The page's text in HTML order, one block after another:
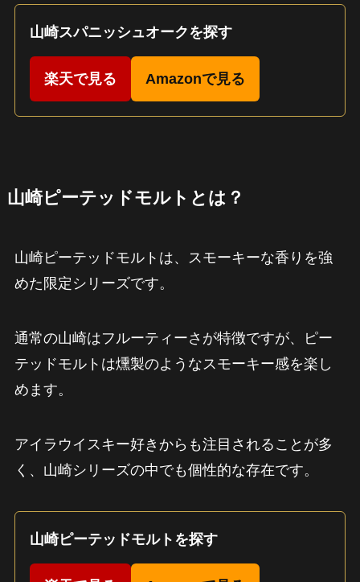
山崎スパニッシュオークを探す
楽天で見る Amazonで見る
山崎ピーテッドモルトとは？
山崎ピーテッドモルトは、スモーキーな香りを強
めた限定シリーズです。
通常の山崎はフルーティーさが特徴ですが、ピー
テッドモルトは燻製のようなスモーキー感を楽し
めます。
アイラウイスキー好きからも注目されることが多
く、山崎シリーズの中でも個性的な存在です。
山崎ピーテッドモルトを探す